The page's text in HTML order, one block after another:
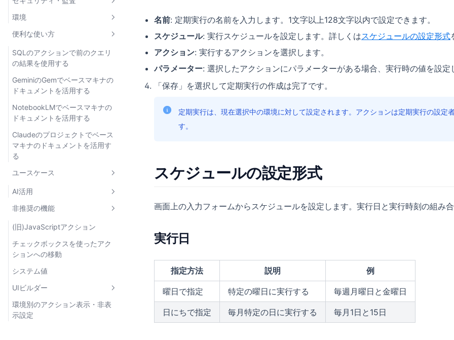
企業アカウントの管理者権限
プロジェクトユーザーの管理
グループ
プロジェクトの作成・更新
IPホワイトリスト
通知設定
監査ログ
CSVファイル出力
ストリーミング
Amazon S3
SAML SSO
多要素認証（MFA）
IPアドレス制限
認証ポリシー
環境
環境とは
開発環境
環境別のデータソース設定
環境別の利用制限
環境別のIPアドレス制限
便利な使い方
SQLのアクションで前のクエリ
の結果を使用する
GeminiのGemでベースマキナの
ドキュメントを活用する
NotebookLMでベースマキナの
ドキュメントを活用する
Claudeのプロジェクトでベース
マキナのドキュメントを活用す
る
ユースケース
AI活用
AIプラットフォームへの接続
サポート対応時のユーザーサマ
コンテンツの審査自動化
マスターデータの多言語翻訳
非推奨の機能
(旧)JavaScriptアクション
チェックボックスを使ったアク
ションへの移動
システム値
UIビルダー
UIビルダーとは
環境別のアクション表示・非表
示設定
名前: 定期実行の名前を入力します。1文字以上128文字以内で設定できます。
スケジュール: 実行スケジュールを設定します。詳しくはスケジュールの設定形式
アクション: 実行するアクションを選択します。
パラメーター: 選択したアクションにパラメーターがある場合、実行時の値を設定
「保存」を選択して定期実行の作成は完了です。
定期実行は、現在選択中の環境に対して設定されます。アクションは定期実行の設定
す。
スケジュールの設定形式
画面上の入力フォームからスケジュールを設定します。実行日と実行時刻の組み
実行日
指定方法 説明 例
曜日で指定 特定の曜日に実行する 毎週月曜日と金曜日
日にちで指定 毎月特定の日に実行する 毎月1日と15日